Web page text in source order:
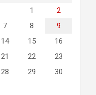
1
2
7 8
9
14 15
16
21 22
23
28 29
30